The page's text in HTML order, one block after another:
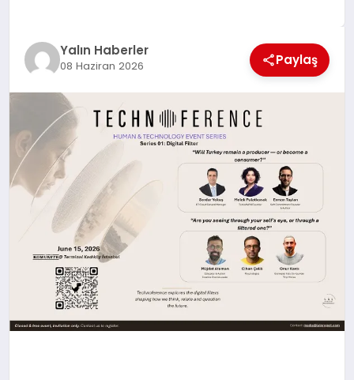
TEKNOLOJİ
MAGAZİN
SAĞLIK
Yalın Haberler
08 Haziran 2026 Paylaş